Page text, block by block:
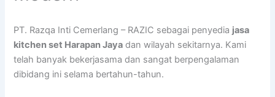
PT. Razqa Inti Cemerlang – RAZIC sebagai penyedia jasa
kitchen set Harapan Jaya dan wilayah sekitarnya. Kami
telah banyak bekerjasama dan sangat berpengalaman
dibidang ini selama bertahun-tahun.